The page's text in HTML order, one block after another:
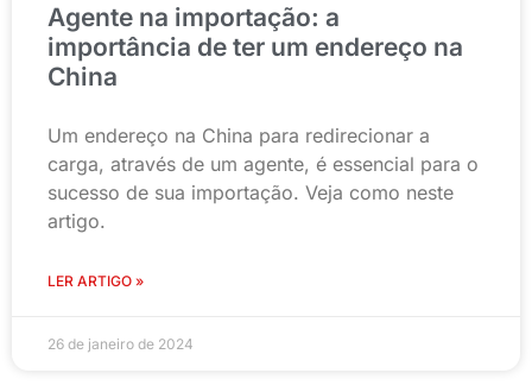
Agente na importação: a
importância de ter um endereço na
China
Um endereço na China para redirecionar a
carga, através de um agente, é essencial para o
sucesso de sua importação. Veja como neste
artigo.
LER ARTIGO »
26 de janeiro de 2024